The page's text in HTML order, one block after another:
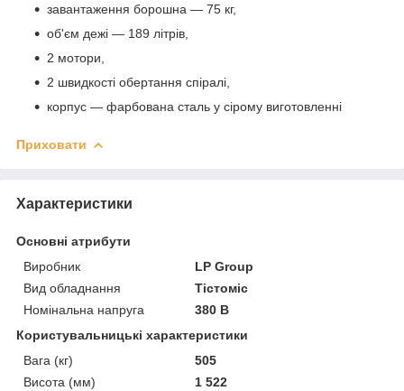
завантаження борошна — 75 кг,
об'єм дежі — 189 літрів,
2 мотори,
2 швидкості обертання спіралі,
корпус — фарбована сталь у сірому виготовленні
Приховати
Характеристики
Основні атрибути
Виробник
LP Group
Вид обладнання
Тістоміс
Номінальна напруга
380 В
Користувальницькі характеристики
Вага (кг)
505
Висота (мм)
1 522